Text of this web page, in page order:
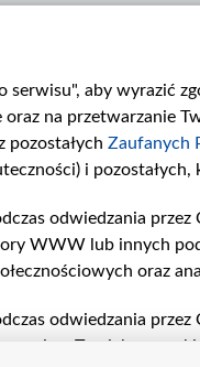
serwisu", aby wyrazić
na przetwarzanie
pozostałych Zaufanych
i
odwiedzania przez
WWW lub innych
oraz
odwiedzania przez
o Twoich